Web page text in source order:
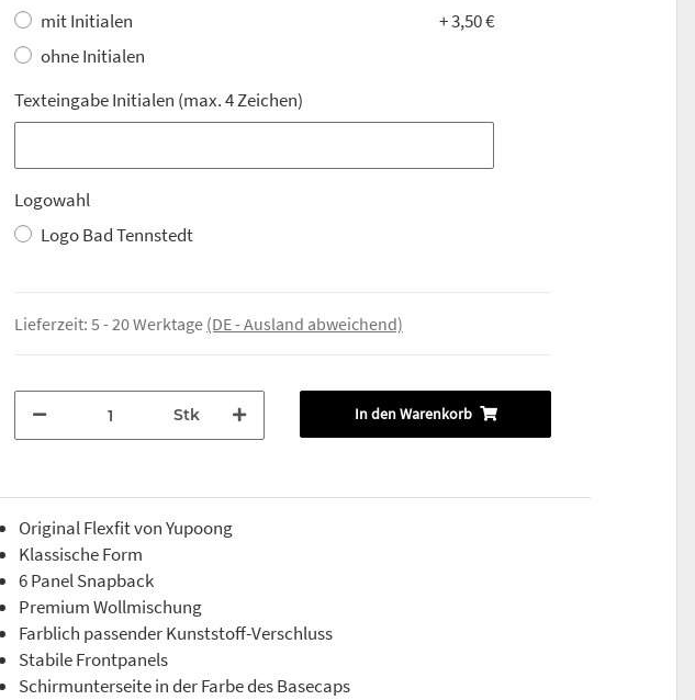
mit Initialen
+ 3,50 €
ohne Initialen
Texteingabe Initialen (max. 4 Zeichen)
Logowahl
Logo Bad Tennstedt
Lieferzeit: 5 - 20 Werktage (DE - Ausland abweichend)
Stk In den Warenkorb
Original Flexfit von Yupoong
Klassische Form
6 Panel Snapback
Premium Wollmischung
Farblich passender Kunststoff-Verschluss
Stabile Frontpanels
Schirmunterseite in der Farbe des Basecaps